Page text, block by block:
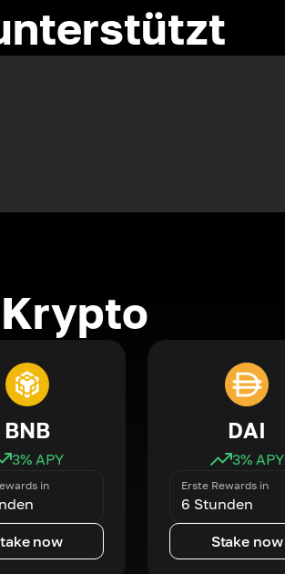
BNB
3% APY
in
now
DAI
3% APY
Erste Rewards in
6 Stunden
Stake now